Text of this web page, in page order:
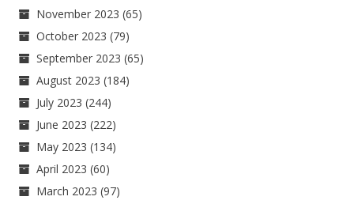
November 2023 (65)
October 2023 (79)
September 2023 (65)
August 2023 (184)
July 2023 (244)
June 2023 (222)
May 2023 (134)
April 2023 (60)
March 2023 (97)